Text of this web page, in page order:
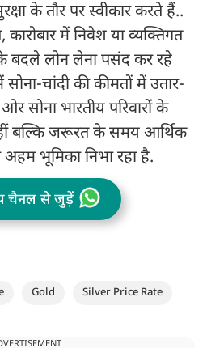
के तौर पर स्वीकार करते हैं..
में निवेश या व्यक्तिगत
बदले लोन लेना पसंद कर रहे
चांदी की कीमतों में उतार-
सोना भारतीय परिवारों के
बल्कि जरूरत के समय आर्थिक
भूमिका निभा रहा है.
चैनल से जुड़ें
Gold
Silver Price Rate